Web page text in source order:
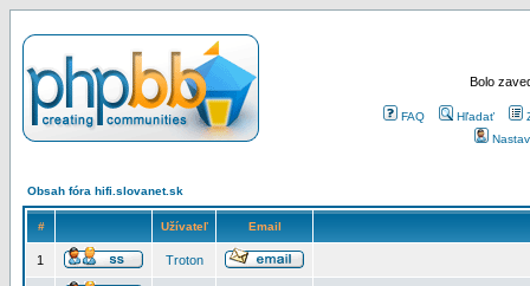
Bolo
FAQ Hľadať
Obsah fóra hifi.slovanet.sk
# Užívateľ Email
1 Troton